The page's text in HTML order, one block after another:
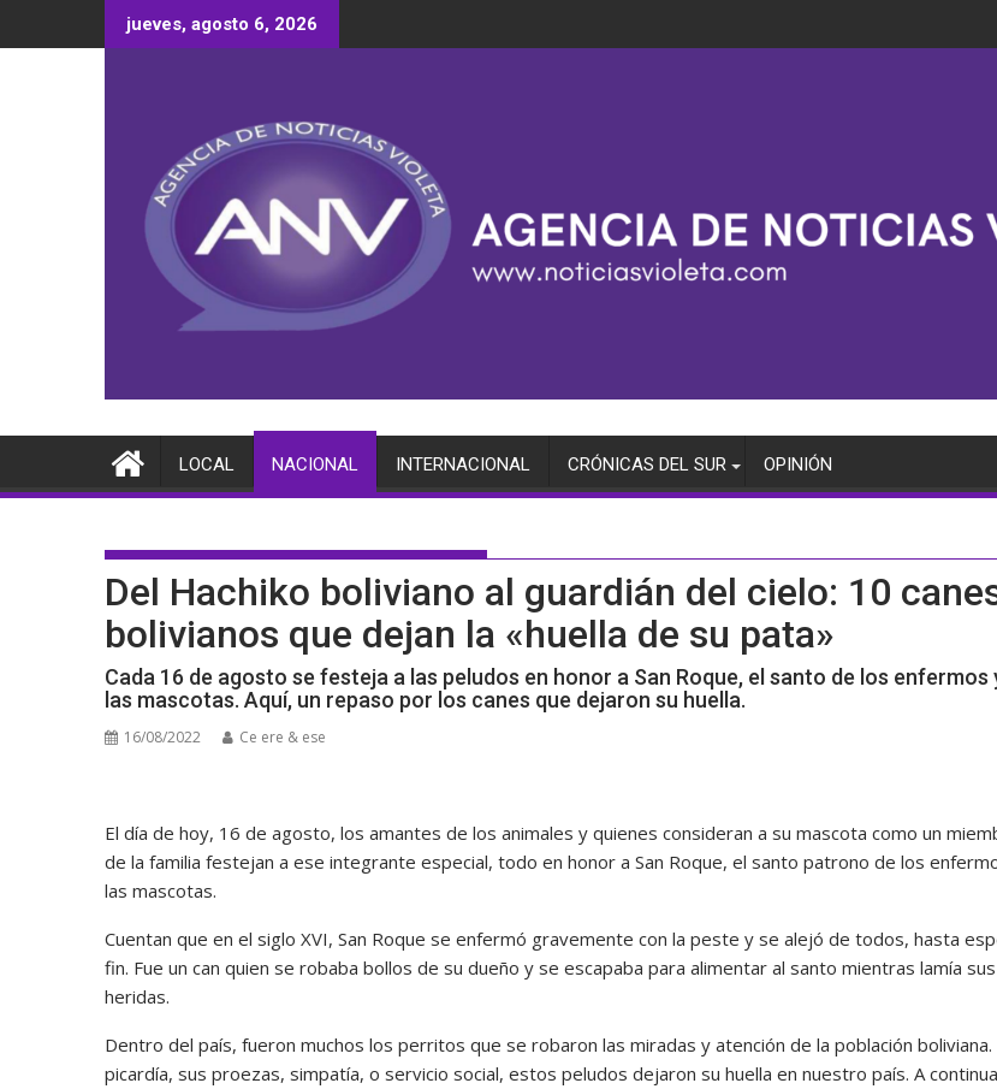
al
jueves, agosto 6, 2026
LOCAL NACIONAL INTERNACIONAL CRÓNICAS DEL SUR OPINIÓN
Del Hachiko boliviano al guardián del cielo: 10
bolivianos que dejan la «huella de su pata»
Cada 16 de agosto se festeja a las peludos en honor a San Roque, el santo de los enfermos
las mascotas. Aquí, un repaso por los canes que dejaron su huella.
16/08/2022 Ce ere & ese
El día de hoy, 16 de agosto, los amantes de los animales y quienes consideran a su mascota como un
de la familia festejan a ese integrante especial, todo en honor a San Roque, el santo patrono de los
las mascotas.
Cuentan que en el siglo XVI, San Roque se enfermó gravemente con la peste y se alejó de todos, hasta
fin. Fue un can quien se robaba bollos de su dueño y se escapaba para alimentar al santo mientras lamía sus
heridas.
Dentro del país, fueron muchos los perritos que se robaron las miradas y atención de la población boliviana.
picardía, sus proezas, simpatía, o servicio social, estos peludos dejaron su huella en nuestro país. A